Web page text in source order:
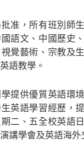
准，所有班別師
語文、中國歷史
覺藝術、宗教及
語教學。
提供優質英語環
英語學習經歷，
二、五全校英語
講學會及英語海外